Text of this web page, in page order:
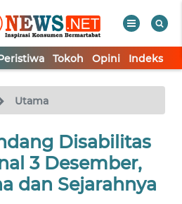
Tokoh Opini Indeks
Utama
Disabilitas
3 Desember,
dan Sejarahnya